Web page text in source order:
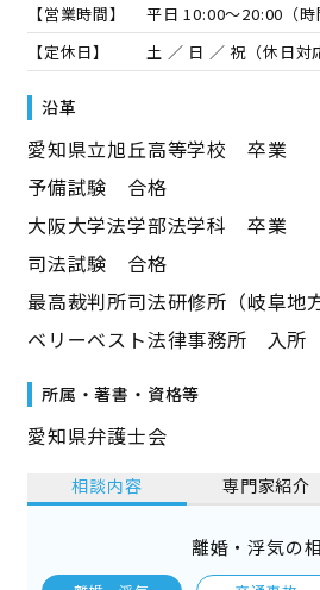
【営業時間】
平日 10:00～20:00（時
【定休日】
土 ／ 日 ／ 祝（休日対
沿革
愛知県立旭丘高等学校 卒業
予備試験 合格
大阪大学法学部法学科 卒業
司法試験 合格
最高裁判所司法研修所（岐阜地
ベリーベスト法律事務所 入所
所属・著書・資格等
愛知県弁護士会
相談内容 専門家紹介
離婚・浮気の